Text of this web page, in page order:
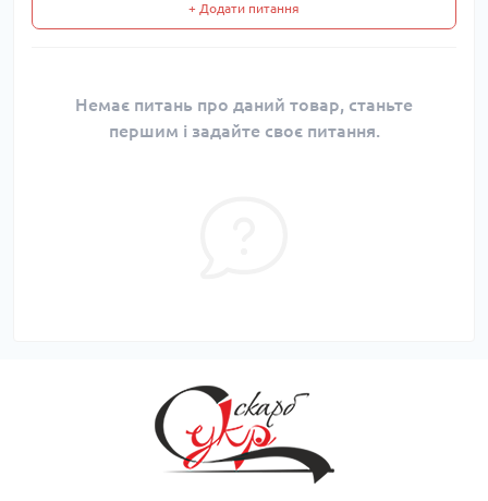
+ Додати питання
Немає питань про даний товар, станьте
першим і задайте своє питання.